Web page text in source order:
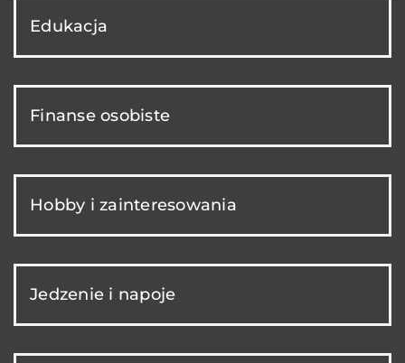
Edukacja
Finanse osobiste
Hobby i zainteresowania
Jedzenie i napoje